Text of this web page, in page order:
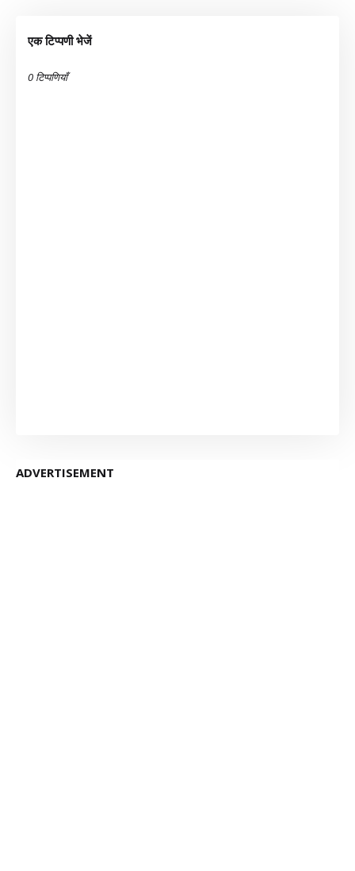
एक टिप्पणी भेजें
0 टिप्पणियाँ
ADVERTISEMENT